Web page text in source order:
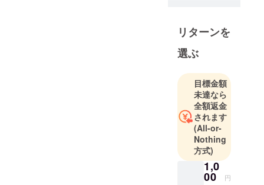
リターンを
選ぶ
目標金額
未達なら
全額返金
されます
(All-or-
Nothing
方式)
1,0
00 円